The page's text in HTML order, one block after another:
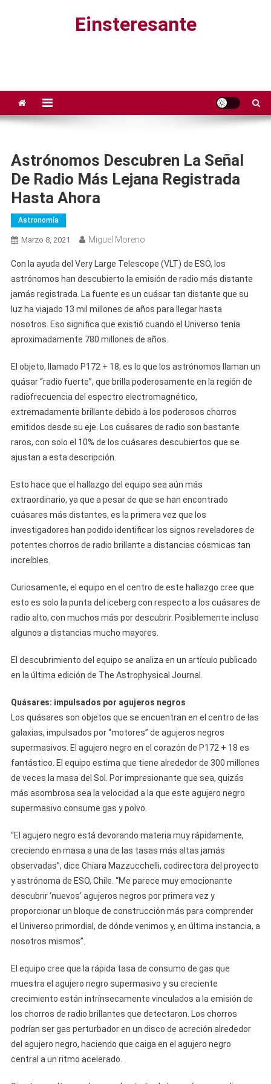
Einsteresante
Astrónomos Descubren La Señal
De Radio Más Lejana Registrada
Hasta Ahora
Astronomía
Marzo 8, 2021 Miguel Moreno
Con la ayuda del Very Large Telescope (VLT) de ESO, los
astrónomos han descubierto la emisión de radio más distante
jamás registrada. La fuente es un cuásar tan distante que su
luz ha viajado 13 mil millones de años para llegar hasta
nosotros. Eso significa que existió cuando el Universo tenía
aproximadamente 780 millones de años.
El objeto, llamado P172 + 18, es lo que los astrónomos llaman un
quásar “radio fuerte”, que brilla poderosamente en la región de
radiofrecuencia del espectro electromagnético,
extremadamente brillante debido a los poderosos chorros
emitidos desde su eje. Los cuásares de radio son bastante
raros, con solo el 10% de los cuásares descubiertos que se
ajustan a esta descripción.
Esto hace que el hallazgo del equipo sea aún más
extraordinario, ya que a pesar de que se han encontrado
cuásares más distantes, es la primera vez que los
investigadores han podido identificar los signos reveladores de
potentes chorros de radio brillante a distancias cósmicas tan
increíbles.
Curiosamente, el equipo en el centro de este hallazgo cree que
esto es solo la punta del iceberg con respecto a los cuásares de
radio alto, con muchos más por descubrir. Posiblemente incluso
algunos a distancias mucho mayores.
El descubrimiento del equipo se analiza en un artículo publicado
en la última edición de The Astrophysical Journal.
Quásares: impulsados ​​por agujeros negros
Los quásares son objetos que se encuentran en el centro de las
galaxias, impulsados ​​por “motores” de agujeros negros
supermasivos. El agujero negro en el corazón de P172 + 18 es
fantástico. El equipo estima que tiene alrededor de 300 millones
de veces la masa del Sol. Por impresionante que sea, quizás
más asombrosa sea la velocidad a la que este agujero negro
supermasivo consume gas y polvo.
“El agujero negro está devorando materia muy rápidamente,
creciendo en masa a una de las tasas más altas jamás
observadas”, dice Chiara Mazzucchelli, codirectora del proyecto
y astrónoma de ESO, Chile. “Me parece muy emocionante
descubrir ‘nuevos’ agujeros negros por primera vez y
proporcionar un bloque de construcción más para comprender
el Universo primordial, de dónde venimos y, en última instancia, a
nosotros mismos”.
El equipo cree que la rápida tasa de consumo de gas que
muestra el agujero negro supermasivo y su creciente
crecimiento están intrínsecamente vinculados a la emisión de
los chorros de radio brillantes que detectaron. Los chorros
podrían ser gas perturbador en un disco de acreción alrededor
del agujero negro, haciendo que caiga en el agujero negro
central a un ritmo acelerado.